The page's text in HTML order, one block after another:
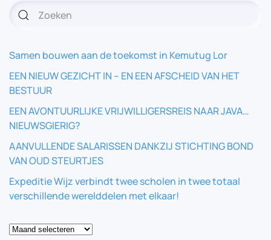
Samen bouwen aan de toekomst in Kemutug Lor
EEN NIEUW GEZICHT IN – EN EEN AFSCHEID VAN HET
BESTUUR
EEN AVONTUURLIJKE VRIJWILLIGERSREIS NAAR JAVA…
NIEUWSGIERIG?
AANVULLENDE SALARISSEN DANKZIJ STICHTING BOND
VAN OUD STEURTJES
Expeditie Wijz verbindt twee scholen in twee totaal
verschillende werelddelen met elkaar!
Blog